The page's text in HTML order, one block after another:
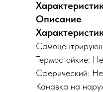
Описание
Термостойкие:
Сферический:
Канавка на